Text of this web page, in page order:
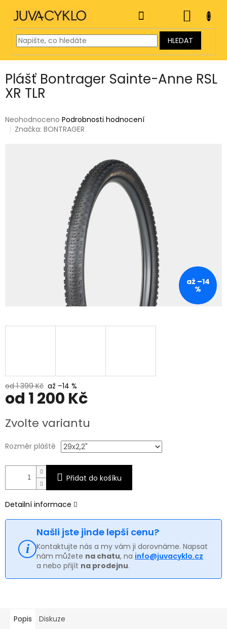
obsah
HLEDAT
KOŠÍK
Plášť Bontrager Sainte-Anne RSL
XR TLR
Průměrné
hodnocení
Neohodnoceno Podrobnosti hodnocení
Značka:BONTRAGER
až –14
%
od 1 399 Kč až –14 %
od 1 200 Kč
cena:
Zvolte variantu
Rozměr pláště
Přidat do košíku
Detailní informace
Našli jste jinde lepší cenu?
Kontaktujte nás a my vám ji dorovnáme. Napsat
nám můžete na chatu, na info@juvacyklo.cz
a nebo přijít na prodejnu.
Popis Diskuze